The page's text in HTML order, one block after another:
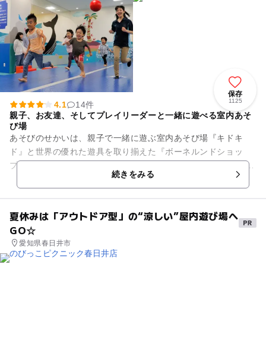
保存
1125
4.1
14件
親子、お友達、そしてプレイリーダーと一緒に遊べる室内あそ
び場
あそびのせかいは、親子で一緒に遊ぶ室内あそび場『キドキ
ド』と世界の優れた遊具を取り揃えた『ボーネルンドショッ
プ』が合体した施設です。 『キドキド』内「アクティブオーシ
ャン」ではからだを動か...続きをみる
夏休みは「アウトドア型」の“涼しい”屋内遊び場へ
GO☆
愛知県春日井市